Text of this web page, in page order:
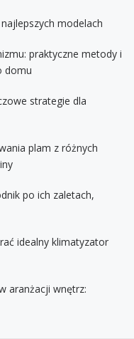
modelach
praktyczne metody i
domu
strategie dla
plam z różnych
po ich zaletach,
idealny klimatyzator
aranżacji wnętrz: